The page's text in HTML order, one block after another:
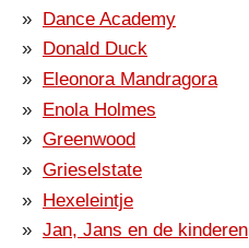
Dance Academy
Donald Duck
Eleonora Mandragora
Enola Holmes
Greenwood
Grieselstate
Hexeleintje
Jan, Jans en de kinderen